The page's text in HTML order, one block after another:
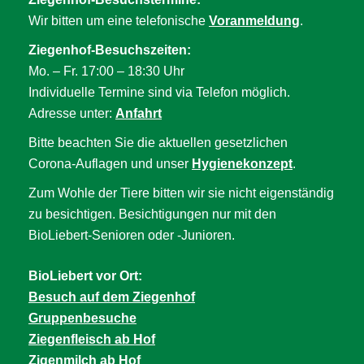
Wir bitten um eine telefonische Voranmeldung.
Ziegenhof-Besuchszeiten:
Mo. – Fr. 17:00 – 18:30 Uhr
Individuelle Termine sind via Telefon möglich.
Adresse unter: Anfahrt
Bitte beachten Sie die aktuellen gesetzlichen
Corona-Auflagen und unser Hygienekonzept.
Zum Wohle der Tiere bitten wir sie nicht eigenständig
zu besichtigen. Besichtigungen nur mit den
BioLiebert-Senioren oder -Junioren.
BioLiebert vor Ort:
Besuch auf dem Ziegenhof
Gruppenbesuche
Ziegenfleisch ab Hof
Zigenmilch ab Hof